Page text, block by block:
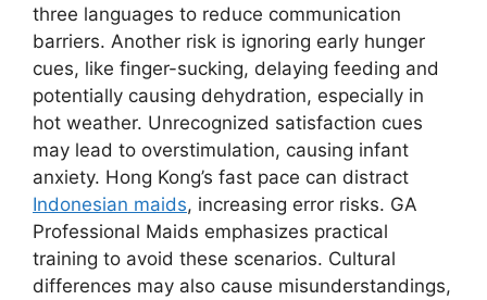
three languages to reduce communication
barriers. Another risk is ignoring early hunger
cues, like finger-sucking, delaying feeding and
potentially causing dehydration, especially in
hot weather. Unrecognized satisfaction cues
may lead to overstimulation, causing infant
anxiety. Hong Kong’s fast pace can distract
Indonesian maids, increasing error risks. GA
Professional Maids emphasizes practical
training to avoid these scenarios. Cultural
differences may also cause misunderstandings,